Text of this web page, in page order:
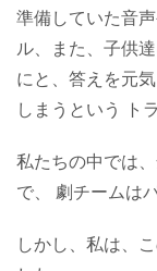
準備していた音
ル、また、子供
にと、答えを元
しまうという ト
私たちの中では
で、 劇チームは
しかし、私は、